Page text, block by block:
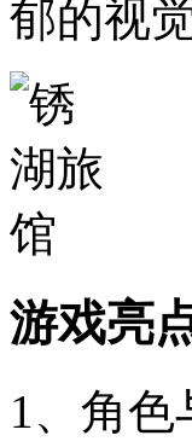
郁的视
游戏亮
1、角